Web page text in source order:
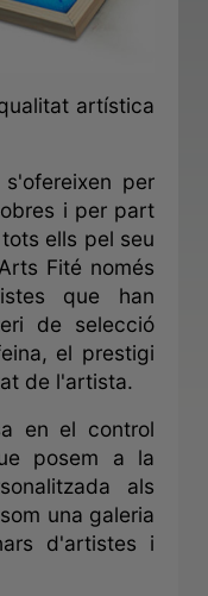
artística
per
i per part
ells pel seu
Fité només
que han
de selecció
el prestigi
de l'artista.
en el control
posem a la
als
una galeria
d'artistes i